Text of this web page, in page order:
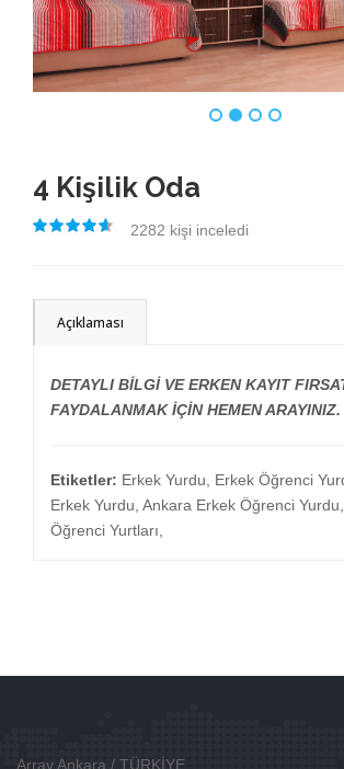
4 Kişilik Oda
2282 kişi inceledi
Açıklaması
DETAYLI BİLGİ VE ERKEN KAYIT
FAYDALANMAK İÇİN HEMEN ARAYINIZ.
Etiketler: Erkek Yurdu, Erkek Öğrenci
Erkek Yurdu, Ankara Erkek Öğrenci
Öğrenci Yurtları,
Array Ankara / TÜRKİYE